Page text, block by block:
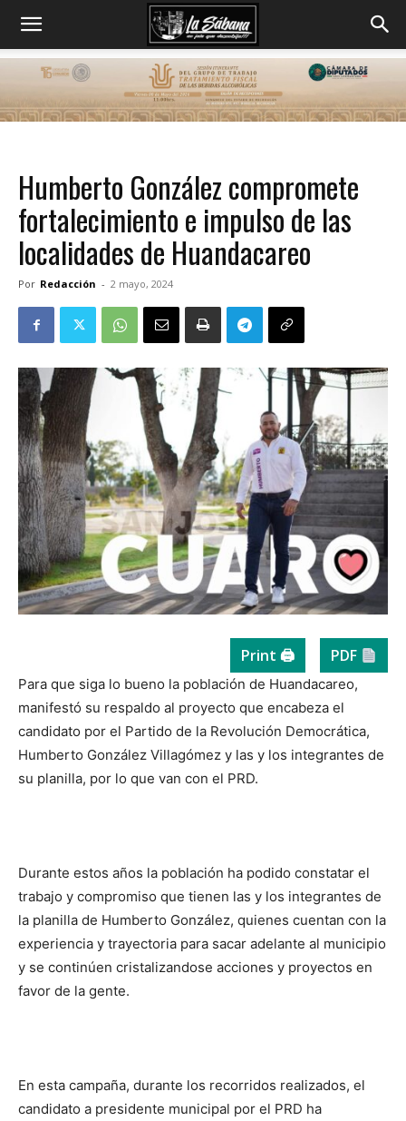
Humberto González compromete
fortalecimiento e impulso de las
localidades de Huandacareo
Por Redacción - 2 mayo, 2024
Print 🖨 PDF
Para que siga lo bueno la población de Huandacareo,
manifestó su respaldo al proyecto que encabeza el
candidato por el Partido de la Revolución Democrática,
Humberto González Villagómez y las y los integrantes de
su planilla, por lo que van con el PRD.
Durante estos años la población ha podido constatar el
trabajo y compromiso que tienen las y los integrantes de
la planilla de Humberto González, quienes cuentan con la
experiencia y trayectoria para sacar adelante al municipio
y se continúen cristalizandose acciones y proyectos en
favor de la gente.
En esta campaña, durante los recorridos realizados, el
candidato a presidente municipal por el PRD ha